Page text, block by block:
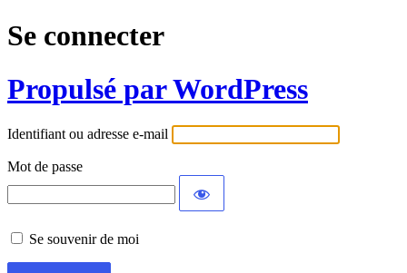
Se connecter
Propulsé par WordPress
Identifiant ou adresse e-mail
Mot de passe
Se souvenir de moi